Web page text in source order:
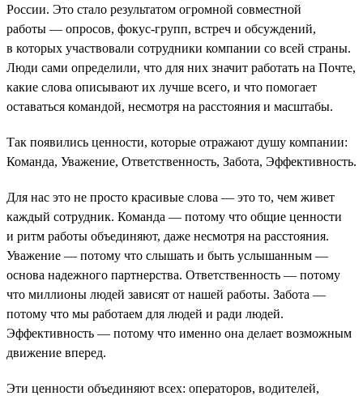
России. Это стало результатом огромной совместной
работы — опросов, фокус-групп, встреч и обсуждений,
в которых участвовали сотрудники компании со всей страны.
Люди сами определили, что для них значит работать на Почте,
какие слова описывают их лучше всего, и что помогает
оставаться командой, несмотря на расстояния и масштабы.
Так появились ценности, которые отражают душу компании:
Команда, Уважение, Ответственность, Забота, Эффективность.
Для нас это не просто красивые слова — это то, чем живет
каждый сотрудник. Команда — потому что общие ценности
и ритм работы объединяют, даже несмотря на расстояния.
Уважение — потому что слышать и быть услышанным —
основа надежного партнерства. Ответственность — потому
что миллионы людей зависят от нашей работы. Забота —
потому что мы работаем для людей и ради людей.
Эффективность — потому что именно она делает возможным
движение вперед.
Эти ценности объединяют всех: операторов, водителей,